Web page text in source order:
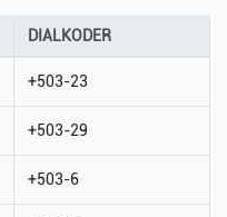
DIALKODER
+503-23
+503-29
+503-6